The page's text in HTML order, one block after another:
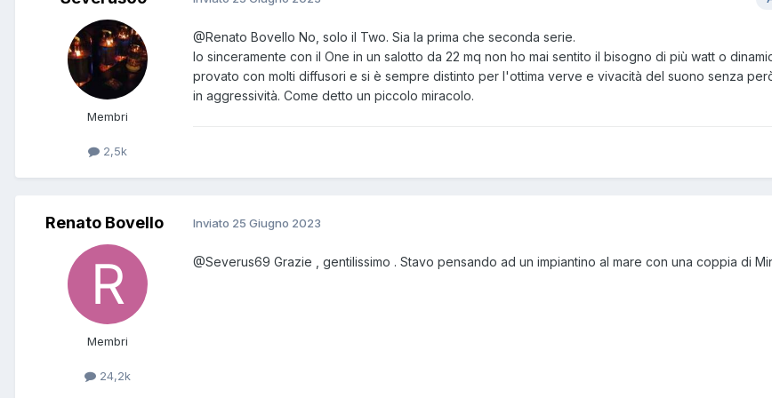
Membri
2,5k
@Renato Bovello No, solo il Two. Sia la prima che seconda serie.
Io sinceramente con il One in un salotto da 22 mq non ho mai sentito il bisogno di più watt o
provato con molti diffusori e si è sempre distinto per l'ottima verve e vivacità del suono senza
in aggressività. Come detto un piccolo miracolo.
Renato Bovello
Membri
24,2k
Inviato 25 Giugno 2023
@Severus69 Grazie , gentilissimo . Stavo pensando ad un impiantino al mare con una coppia di